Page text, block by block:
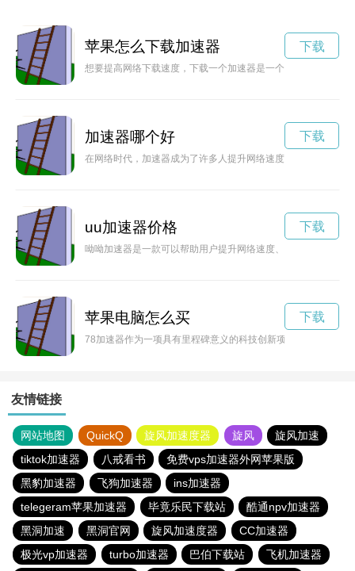
苹果怎么下载加速器
想要提高网络下载速度，下载一个加速器是一个不错的选择。
下载
加速器哪个好
在网络时代，加速器成为了许多人提升网络速度的必备工具，
下载
uu加速器价格
呦呦加速器是一款可以帮助用户提升网络速度、加快上网体验
下载
苹果电脑怎么买
78加速器作为一项具有里程碑意义的科技创新项目，正逐渐引
下载
友情链接
网站地图 QuickQ 旋风加速度器 旋风
旋风加速
tiktok加速器
八戒看书
免费vps加速器外网苹果版
黑豹加速器
飞狗加速器
ins加速器
telegeram苹果加速器
毕竟乐民下载站
酷通npv加速器
黑洞加速
黑洞官网 旋风加速度器
CC加速器
极光vp加速器
turbo加速器 巴伯下载站 飞机加速器